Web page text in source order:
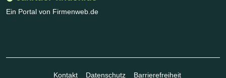
Ein Portal von Firmenweb.de
Kontakt Datenschutz Barrierefreiheit